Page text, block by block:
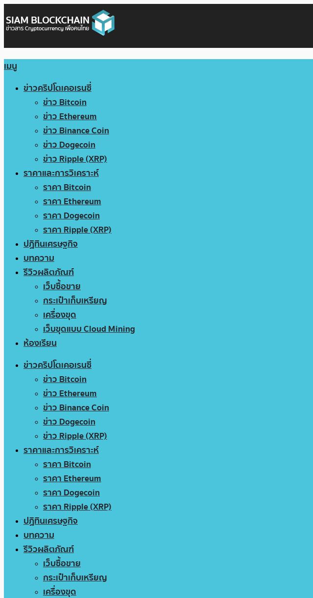
เมนู
ข่าวคริปโตเคอเรนซี่
ข่าว Bitcoin
ข่าว Ethereum
ข่าว Binance Coin
ข่าว Dogecoin
ข่าว Ripple (XRP)
ราคาและการวิเคราะห์
ราคา Bitcoin
ราคา Ethereum
ราคา Dogecoin
ราคา Ripple (XRP)
ปฏิทินเศรษฐกิจ
บทความ
รีวิวผลิตภัณฑ์
เว็บซื้อขาย
กระเป๋าเก็บเหรียญ
เครื่องขุด
เว็บขุดแบบ Cloud Mining
ห้องเรียน
ข่าวคริปโตเคอเรนซี่
ข่าว Bitcoin
ข่าว Ethereum
ข่าว Binance Coin
ข่าว Dogecoin
ข่าว Ripple (XRP)
ราคาและการวิเคราะห์
ราคา Bitcoin
ราคา Ethereum
ราคา Dogecoin
ราคา Ripple (XRP)
ปฏิทินเศรษฐกิจ
บทความ
รีวิวผลิตภัณฑ์
เว็บซื้อขาย
กระเป๋าเก็บเหรียญ
เครื่องขุด